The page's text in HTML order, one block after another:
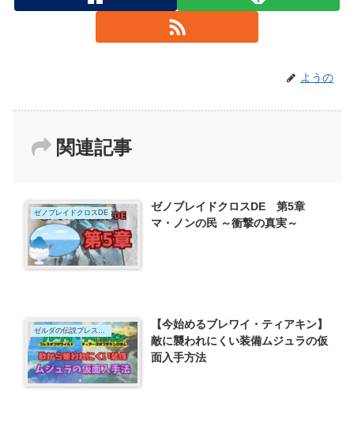
ようの
関連記事
ゼノブレイドクロスDE
ゼノブレイドクロスDE 第5章
マ・ノンの民 ～衝撃の真実～
【今始めるブレワイ・ティアキン】
敵に襲われにくい装備ムジュラの仮
面入手方法